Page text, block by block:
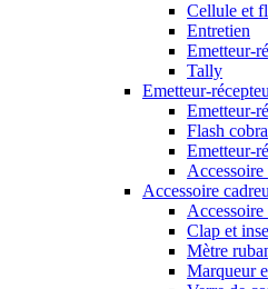
Cellule et
Entretien
Emetteur-
Tally
Emetteur-
Emetteur-
Flash cobra
Emetteur-
Accessoire
Clap et
Mètre
Marqueur